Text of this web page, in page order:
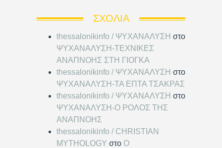
ΣΧΌΛΙΑ
thessalonikinfo / ΨΥΧΑΝΑΛΥΣΗ στο
ΨΥΧΑΝΑΛΥΣΗ-ΤΕΧΝΙΚΕΣ
ΑΝΑΠΝΟΗΣ ΣΤΗ ΓΙΟΓΚΑ
thessalonikinfo / ΨΥΧΑΝΑΛΥΣΗ στο
ΨΥΧΑΝΑΛΥΣΗ-ΤΑ ΕΠΤΑ ΤΣΑΚΡΑΣ
thessalonikinfo / ΨΥΧΑΝΑΛΥΣΗ στο
ΨΥΧΑΝΑΛΥΣΗ-Ο ΡΟΛΟΣ ΤΗΣ
ΑΝΑΠΝΟΗΣ
thessalonikinfo / CHRISTIAN
MYTHOLOGY στο Ο